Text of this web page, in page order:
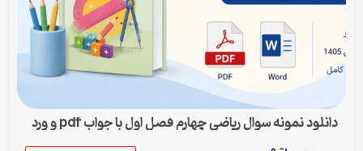
دانلود نمونه سوال ریاضی چهارم فصل اول با جواب pdf و ورد